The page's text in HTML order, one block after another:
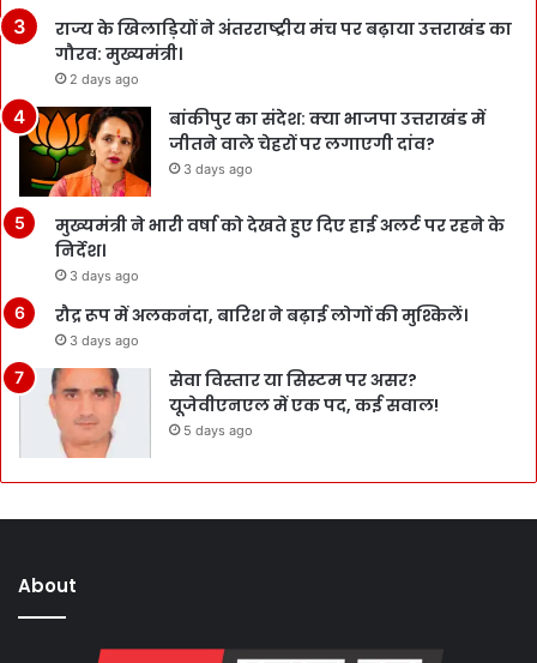
राज्य के खिलाड़ियों ने अंतरराष्ट्रीय मंच पर बढ़ाया उत्तराखंड का
गौरव: मुख्यमंत्री।
2 days ago
बांकीपुर का संदेश: क्या भाजपा उत्तराखंड में
जीतने वाले चेहरों पर लगाएगी दांव?
3 days ago
मुख्यमंत्री ने भारी वर्षा को देखते हुए दिए हाई अलर्ट पर रहने के
निर्देश।
3 days ago
रौद्र रूप में अलकनंदा, बारिश ने बढ़ाई लोगों की मुश्किलें।
3 days ago
सेवा विस्तार या सिस्टम पर असर?
यूजेवीएनएल में एक पद, कई सवाल!
5 days ago
About